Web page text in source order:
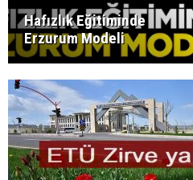
Hafızlık Eğitiminde
Erzurum Modeli